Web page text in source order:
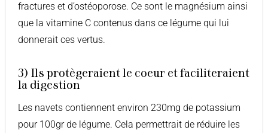
fractures et d’ostéoporose. Ce sont le magnésium ainsi
que la vitamine C contenus dans ce légume qui lui
donnerait ces vertus.
3) Ils protègeraient le coeur et faciliteraient
la digestion
Les navets contiennent environ 230mg de potassium
pour 100gr de légume. Cela permettrait de réduire les